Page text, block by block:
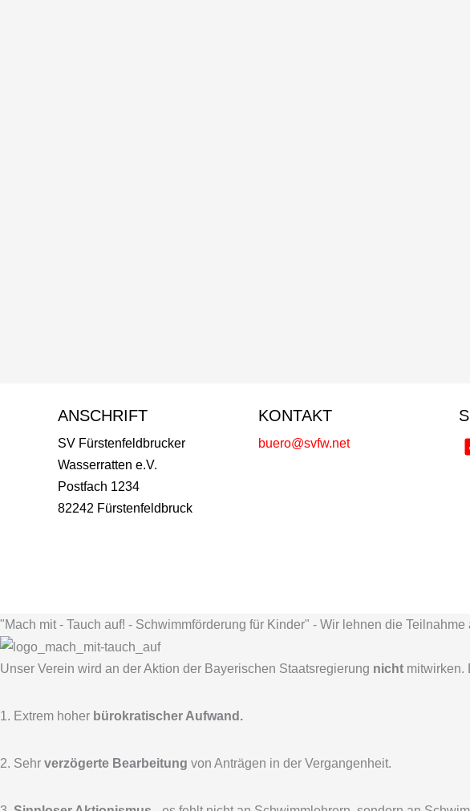
ANSCHRIFT
SV Fürstenfeldbrucker
Wasserratten e.V.
Postfach 1234
82242 Fürstenfeldbruck
KONTAKT
buero@svfw.net
"Mach mit - Tauch auf! - Schwimmförderung für Kinder" - Wir lehnen die Teilnahme
Unser Verein wird an der Aktion der Bayerischen Staatsregierung nicht mitwirken.
1. Extrem hoher bürokratischer Aufwand.
2. Sehr verzögerte Bearbeitung von Anträgen in der Vergangenheit.